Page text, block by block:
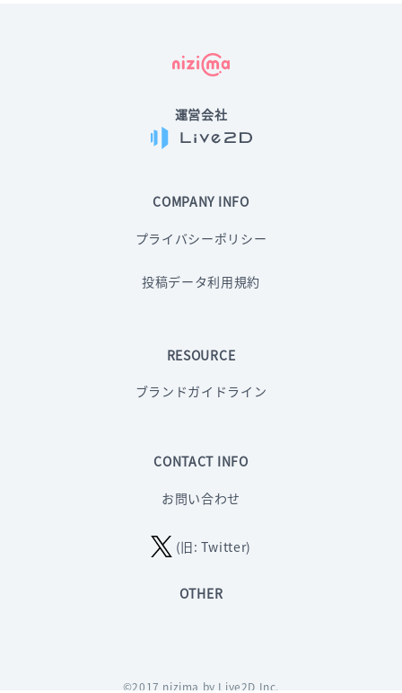
運営会社
COMPANY INFO
プライバシーポリシー
投稿データ利用規約
RESOURCE
ブランドガイドライン
CONTACT INFO
お問い合わせ
(旧: Twitter)
OTHER
©2017 nizima by Live2D Inc.